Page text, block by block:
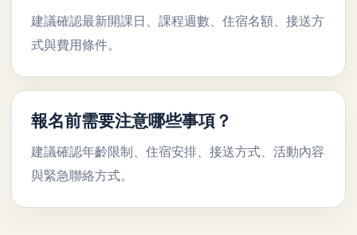
建議確認最新開課日、課程週數、住宿名額、接送方
式與費用條件。
報名前需要注意哪些事項？
建議確認年齡限制、住宿安排、接送方式、活動內容
與緊急聯絡方式。